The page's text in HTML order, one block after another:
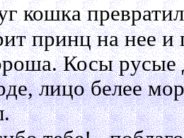
кошка
принц на нее и
Косы русые
лицо белее